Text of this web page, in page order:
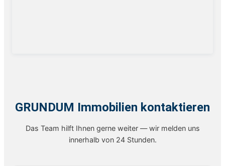
GRUNDUM Immobilien kontaktieren
Das Team hilft Ihnen gerne weiter — wir melden uns
innerhalb von 24 Stunden.